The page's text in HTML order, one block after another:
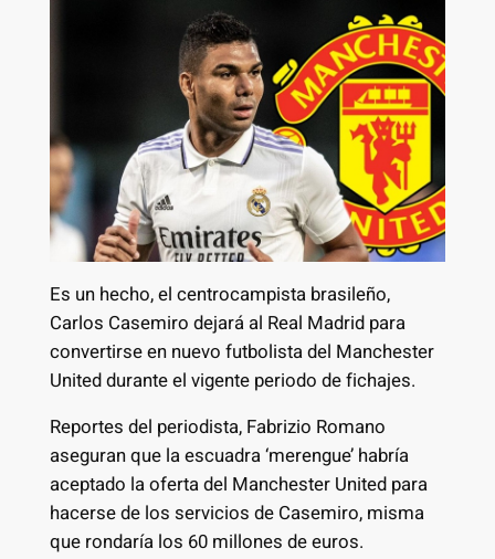
Es un hecho, el centrocampista brasileño,
Carlos Casemiro dejará al Real Madrid para
convertirse en nuevo futbolista del Manchester
United durante el vigente periodo de fichajes.
Reportes del periodista, Fabrizio Romano
aseguran que la escuadra ‘merengue’ habría
aceptado la oferta del Manchester United para
hacerse de los servicios de Casemiro, misma
que rondaría los 60 millones de euros.